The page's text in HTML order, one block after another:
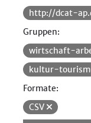
http://dcat-
Gruppen:
wirtschaft-
kultur-
Formate:
CSV